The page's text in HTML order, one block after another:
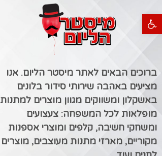
פתח סרגל נגישות
ברוכים הבאים לאתר מיסטר הליום. אנו
מציעים באהבה שירותי סידור בלונים
באשקלון ומשווקים מגוון מוצרים למתנות
מופלאות לכל המשפחה: צעצועים
ומשחקי חשיבה, קלפים ומוצרי אספנות
מקוריים, מארזי מתנות מעוצבים, מוצרים